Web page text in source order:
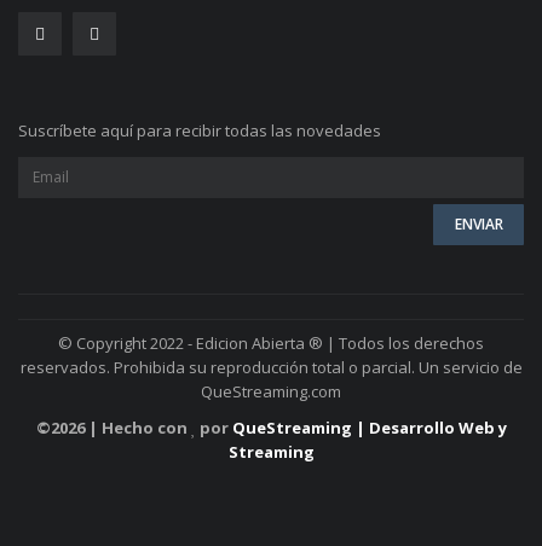
Suscríbete aquí para recibir todas las novedades
© Copyright 2022 - Edicion Abierta ® | Todos los derechos
reservados. Prohibida su reproducción total o parcial. Un servicio de
QueStreaming.com
©2026 | Hecho con por QueStreaming | Desarrollo Web y
Streaming